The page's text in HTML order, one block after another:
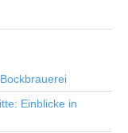
Einblicke in